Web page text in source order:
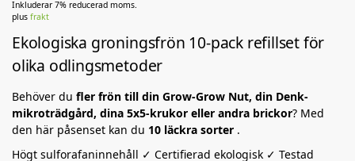
Inkluderar 7% reducerad moms.
plus frakt
Ekologiska groningsfrön 10-pack refillset för
olika odlingsmetoder
Behöver du fler frön till din Grow-Grow Nut, din Denk-
mikroträdgård, dina 5x5-krukor eller andra brickor? Med
den här påsenset kan du 10 läckra sorter .
Högt sulforafaninnehåll ✓ Certifierad ekologisk ✓ Testad